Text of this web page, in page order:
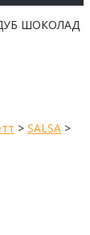
ШОКОЛАД
> SALSA >